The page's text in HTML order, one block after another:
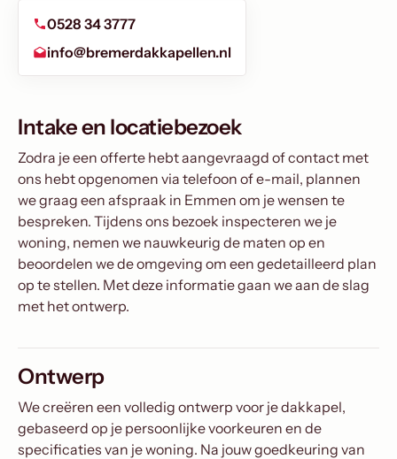
0528 34 3777
info@bremerdakkapellen.nl
Intake en locatiebezoek
Zodra je een offerte hebt aangevraagd of contact met
ons hebt opgenomen via telefoon of e-mail, plannen
we graag een afspraak in Emmen om je wensen te
bespreken. Tijdens ons bezoek inspecteren we je
woning, nemen we nauwkeurig de maten op en
beoordelen we de omgeving om een gedetailleerd plan
op te stellen. Met deze informatie gaan we aan de slag
met het ontwerp.
Ontwerp
We creëren een volledig ontwerp voor je dakkapel,
gebaseerd op je persoonlijke voorkeuren en de
specificaties van je woning. Na jouw goedkeuring van